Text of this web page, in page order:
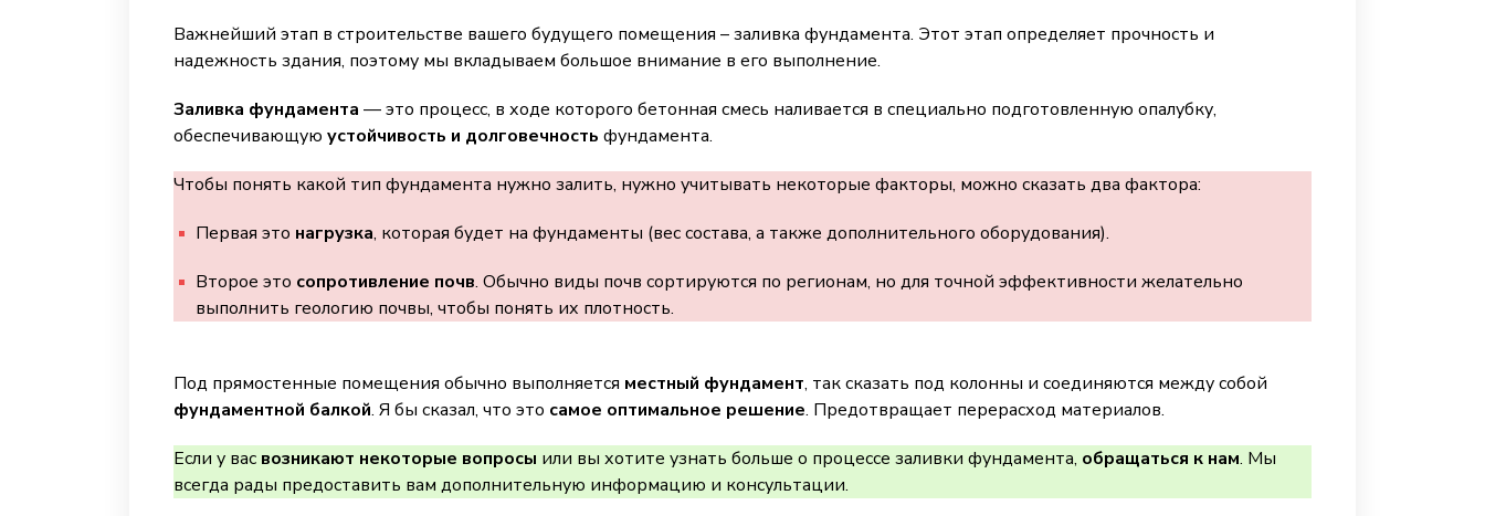
Важнейший этап в строительстве вашего будущего помещения – заливка фундамента. Этот этап определяет прочность и
надежность здания, поэтому мы вкладываем большое внимание в его выполнение.
Заливка фундамента — это процесс, в ходе которого бетонная смесь наливается в специально подготовленную опалубку,
обеспечивающую устойчивость и долговечность фундамента.
Чтобы понять какой тип фундамента нужно залить, нужно учитывать некоторые факторы, можно сказать два фактора:
Первая это нагрузка, которая будет на фундаменты (вес состава, а также дополнительного оборудования).
Второе это сопротивление почв. Обычно виды почв сортируются по регионам, но для точной эффективности желательно
выполнить геологию почвы, чтобы понять их плотность.
Под прямостенные помещения обычно выполняется местный фундамент, так сказать под колонны и соединяются между собой
фундаментной балкой. Я бы сказал, что это самое оптимальное решение. Предотвращает перерасход материалов.
Если у вас возникают некоторые вопросы или вы хотите узнать больше о процессе заливки фундамента, обращаться к нам. Мы
всегда рады предоставить вам дополнительную информацию и консультации.